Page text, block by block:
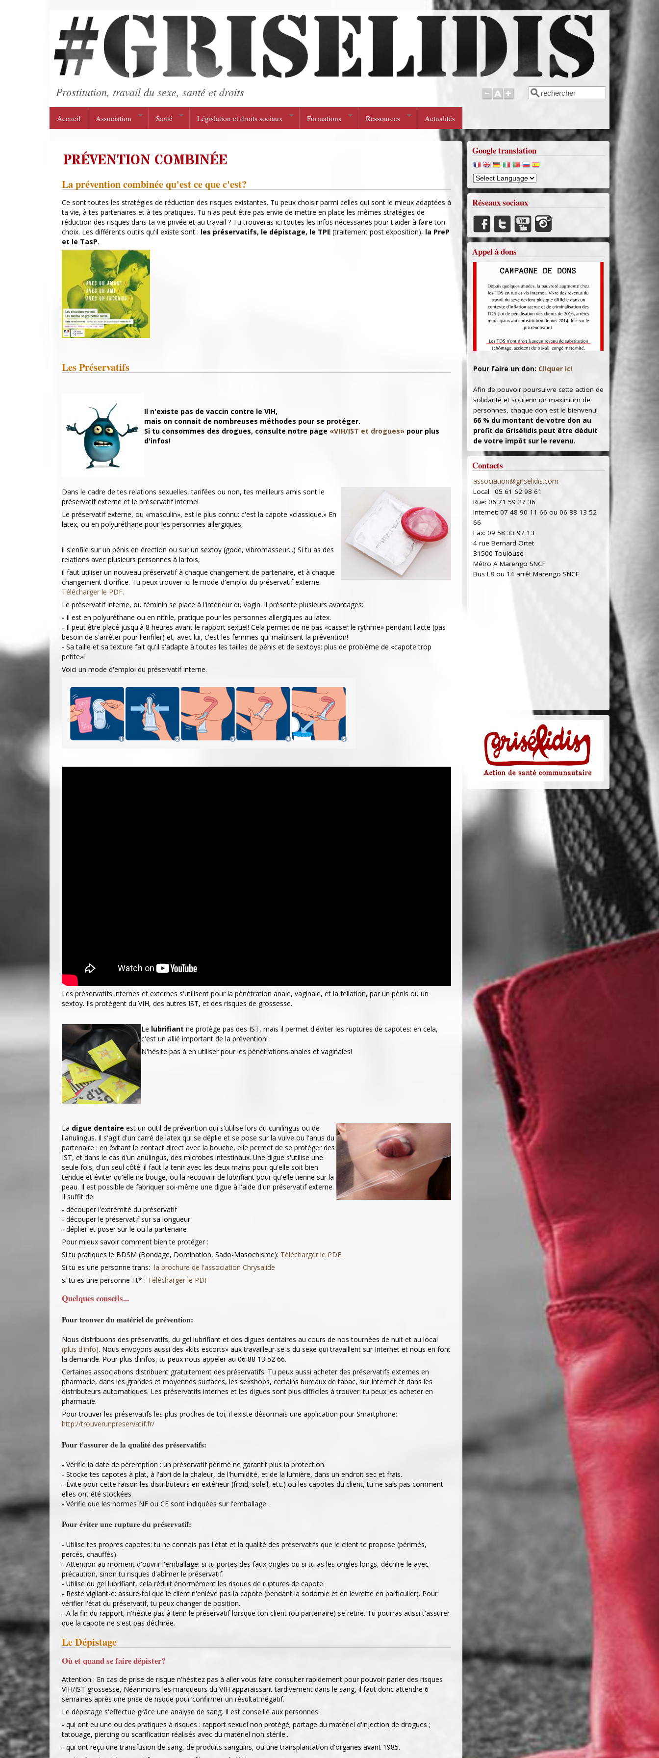
Prostitution, travail du sexe, santé et droits Formulaire de recherche
Rechercher
Accueil Association Santé Législation et droits sociaux Formations Ressources Actualités
PRÉVENTION COMBINÉE
La prévention combinée qu'est ce que c'est?
Ce sont toutes les stratégies de réduction des risques existantes. Tu peux choisir parmi celles qui sont le mieux adaptées à
ta vie, à tes partenaires et à tes pratiques. Tu n'as peut être pas envie de mettre en place les mêmes stratégies de
réduction des risques dans ta vie privée et au travail ? Tu trouveras ici toutes les infos nécessaires pour t'aider à faire ton
choix. Les différents outils qu'il existe sont : les préservatifs, le dépistage, le TPE (traitement post exposition), la PreP
et le TasP.
Les Préservatifs
Il n'existe pas de vaccin contre le VIH,
mais on connait de nombreuses méthodes pour se protéger.
Si tu consommes des drogues, consulte notre page «VIH/IST et drogues» pour plus
d'infos!
Dans le cadre de tes relations sexuelles, tarifées ou non, tes meilleurs amis sont le
préservatif externe et le préservatif interne!
Le préservatif externe, ou «masculin», est le plus connu: c'est la capote «classique.» En
latex, ou en polyuréthane pour les personnes allergiques,
il s'enfile sur un pénis en érection ou sur un sextoy (gode, vibromasseur...) Si tu as des
relations avec plusieurs personnes à la fois,
il faut utiliser un nouveau préservatif à chaque changement de partenaire, et à chaque
changement d'orifice. Tu peux trouver ici le mode d'emploi du préservatif externe:
Télécharger le PDF.
Le préservatif interne, ou féminin se place à l'intérieur du vagin. Il présente plusieurs avantages:
- Il est en polyuréthane ou en nitrile, pratique pour les personnes allergiques au latex.
- Il peut être placé jusqu'à 8 heures avant le rapport sexuel! Cela permet de ne pas «casser le rythme» pendant l'acte (pas
besoin de s'arrêter pour l'enfiler) et, avec lui, c'est les femmes qui maîtrisent la prévention!
- Sa taille et sa texture fait qu'il s'adapte à toutes les tailles de pénis et de sextoys: plus de problème de «capote trop
petite»!
Voici un mode d'emploi du préservatif interne.
Les préservatifs internes et externes s'utilisent pour la pénétration anale, vaginale, et la fellation, par un pénis ou un
sextoy. Ils protègent du VIH, des autres IST, et des risques de grossesse.
Le lubrifiant ne protège pas des IST, mais il permet d'éviter les ruptures de capotes: en cela,
c'est un allié important de la prévention!
N'hésite pas à en utiliser pour les pénétrations anales et vaginales!
La digue dentaire est un outil de prévention qui s'utilise lors du cunilingus ou de
l'anulingus. Il s'agit d'un carré de latex qui se déplie et se pose sur la vulve ou l'anus du
partenaire : en évitant le contact direct avec la bouche, elle permet de se protéger des
IST, et dans le cas d'un anulingus, des microbes intestinaux. Une digue s'utilise une
seule fois, d'un seul côté: il faut la tenir avec les deux mains pour qu'elle soit bien
tendue et éviter qu'elle ne bouge, ou la recouvrir de lubrifiant pour qu'elle tienne sur la
peau. Il est possible de fabriquer soi-même une digue à l'aide d'un préservatif externe.
Il suffit de:
- découper l'extrémité du préservatif
- découper le préservatif sur sa longueur
- déplier et poser sur le ou la partenaire
Pour mieux savoir comment bien te protéger :
Si tu pratiques le BDSM (Bondage, Domination, Sado-Masochisme): Télécharger le PDF.
Si tu es une personne trans: la brochure de l'association Chrysalide
si tu es une personne Ft* : Télécharger le PDF
Quelques conseils...
Pour trouver du matériel de prévention:
Nous distribuons des préservatifs, du gel lubrifiant et des digues dentaires au cours de nos tournées de nuit et au local
(plus d'info). Nous envoyons aussi des «kits escorts» aux travailleur-se-s du sexe qui travaillent sur Internet et nous en font
la demande. Pour plus d'infos, tu peux nous appeler au 06 88 13 52 66.
Certaines associations distribuent gratuitement des préservatifs. Tu peux aussi acheter des préservatifs externes en
pharmacie, dans les grandes et moyennes surfaces, les sexshops, certains bureaux de tabac, sur Internet et dans les
distributeurs automatiques. Les préservatifs internes et les digues sont plus difficiles à trouver: tu peux les acheter en
pharmacie.
Pour trouver les préservatifs les plus proches de toi, il existe désormais une application pour Smartphone:
http://trouverunpreservatif.fr/
Pour t'assurer de la qualité des préservatifs:
- Vérifie la date de péremption : un préservatif périmé ne garantit plus la protection.
- Stocke tes capotes à plat, à l'abri de la chaleur, de l'humidité, et de la lumière, dans un endroit sec et frais.
- Évite pour cette raison les distributeurs en extérieur (froid, soleil, etc.) ou les capotes du client, tu ne sais pas comment
elles ont été stockées.
- Vérifie que les normes NF ou CE sont indiquées sur l'emballage.
Pour éviter une rupture du préservatif:
- Utilise tes propres capotes: tu ne connais pas l'état et la qualité des préservatifs que le client te propose (périmés,
percés, chauffés).
- Attention au moment d'ouvrir l'emballage: si tu portes des faux ongles ou si tu as les ongles longs, déchire-le avec
précaution, sinon tu risques d'abîmer le préservatif.
- Utilise du gel lubrifiant, cela réduit énormément les risques de ruptures de capote.
- Reste vigilant-e: assure-toi que le client n'enlève pas la capote (pendant la sodomie et en levrette en particulier). Pour
vérifier l'état du préservatif, tu peux changer de position.
- A la fin du rapport, n'hésite pas à tenir le préservatif lorsque ton client (ou partenaire) se retire. Tu pourras aussi t'assurer
que la capote ne s'est pas déchirée.
Le Dépistage
Où et quand se faire dépister?
Attention : En cas de prise de risque n'hésitez pas à aller vous faire consulter rapidement pour pouvoir parler des risques
VIH/IST grossesse, Néanmoins les marqueurs du VIH apparaissant tardivement dans le sang, il faut donc attendre 6
semaines après une prise de risque pour confirmer un résultat négatif.
Le dépistage s'effectue grâce une analyse de sang. Il est conseillé aux personnes:
- qui ont eu une ou des pratiques à risques : rapport sexuel non protégé; partage du matériel d'injection de drogues ;
tatouage, piercing ou scarification réalisés avec du matériel non stérile...
- qui ont reçu une transfusion de sang, de produits sanguins, ou une transplantation d'organes avant 1985.
Google translation
Réseaux sociaux
Appel à dons
Pour faire un don: Cliquer ici
Afin de pouvoir poursuivre cette action de
solidarité et soutenir un maximum de
personnes, chaque don est le bienvenu!
66 % du montant de votre don au
profit de Grisélidis peut être déduit
de votre impôt sur le revenu.
Contacts
association@griselidis.com
Local: 05 61 62 98 61
Rue: 06 71 59 27 36
Internet: 07 48 90 11 66 ou 06 88 13 52
66
Fax: 09 58 33 97 13
4 rue Bernard Ortet
31500 Toulouse
Métro A Marengo SNCF
Bus L8 ou 14 arrêt Marengo SNCF